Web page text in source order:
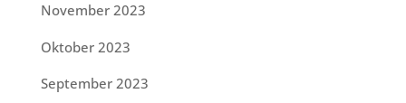
November 2023
Oktober 2023
September 2023